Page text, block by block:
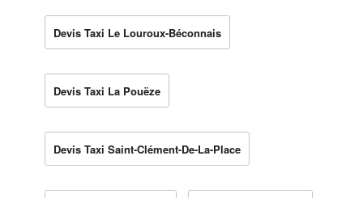
Devis Taxi Le Louroux-Béconnais
Devis Taxi La Pouëze
Devis Taxi Saint-Clément-De-La-Place